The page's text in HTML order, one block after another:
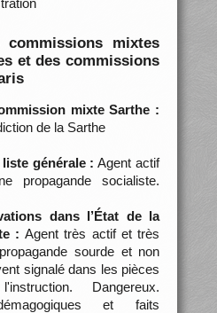
commissions mixtes
et des commissions
mixte Sarthe :
de la Sarthe
générale : Agent actif
propagande socialiste.
dans l’État de la
: Agent très actif et très
sourde et non
signalé dans les pièces
Dangereux.
et faits